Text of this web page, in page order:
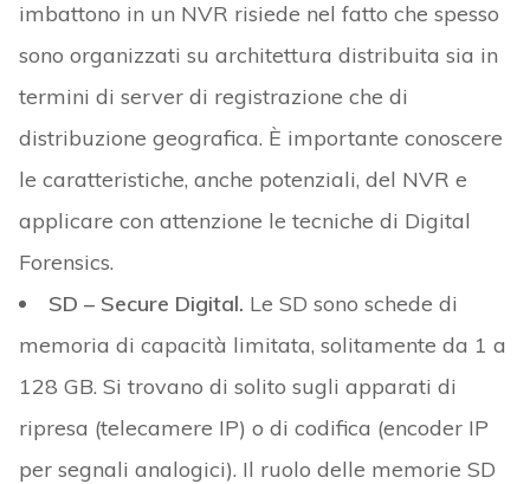
imbattono in un NVR risiede nel fatto che spesso
sono organizzati su architettura distribuita sia in
termini di server di registrazione che di
distribuzione geografica. È importante conoscere
le caratteristiche, anche potenziali, del NVR e
applicare con attenzione le tecniche di Digital
Forensics.
SD – Secure Digital. Le SD sono schede di
memoria di capacità limitata, solitamente da 1 a
128 GB. Si trovano di solito sugli apparati di
ripresa (telecamere IP) o di codifica (encoder IP
per segnali analogici). Il ruolo delle memorie SD